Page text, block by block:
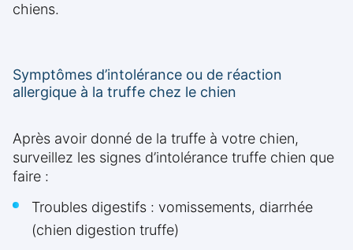
chiens.
Symptômes d’intolérance ou de réaction
allergique à la truffe chez le chien
Après avoir donné de la truffe à votre chien,
surveillez les signes d’intolérance truffe chien que
faire :
Troubles digestifs : vomissements, diarrhée
(chien digestion truffe)